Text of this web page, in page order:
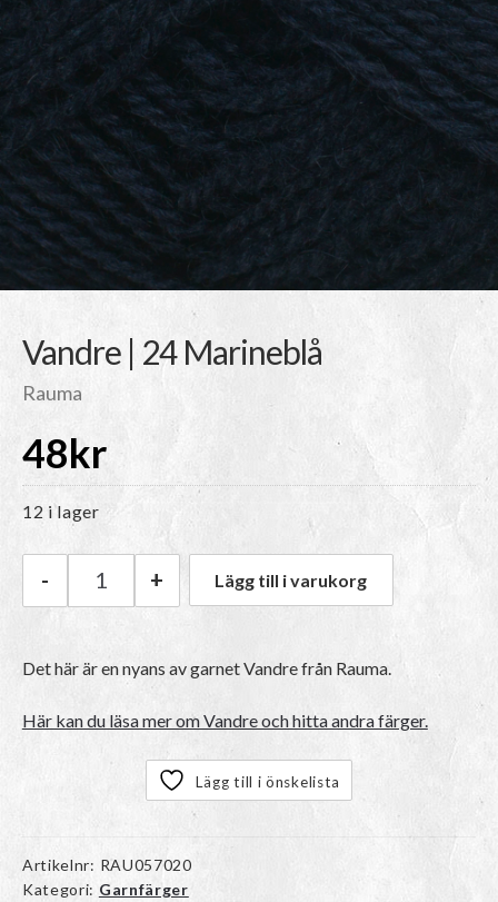
Vandre | 24 Marineblå
Rauma
48kr
12 i lager
Rauma Vandre | 24 Marineblå mängd
- + Lägg till i varukorg
Det här är en nyans av garnetVandrefrån Rauma.
Här kan du läsa mer om Vandre och hitta andra färger.
Lägg till i önskelista
Artikelnr: RAU057020
Kategori: Garnfärger